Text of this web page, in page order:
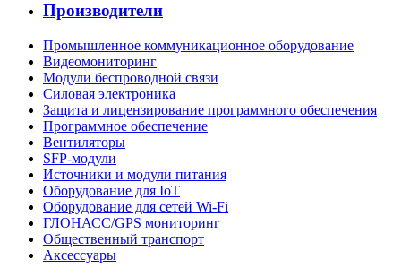
Производители
Промышленное коммуникационное оборудование
Видеомониторинг
Модули беспроводной связи
Силовая электроника
Защита и лицензирование программного обеспечения
Программное обеспечение
Вентиляторы
SFP-модули
Источники и модули питания
Оборудование для IoT
Оборудование для сетей Wi-Fi
ГЛОНАСС/GPS мониторинг
Общественный транспорт
Аксессуары